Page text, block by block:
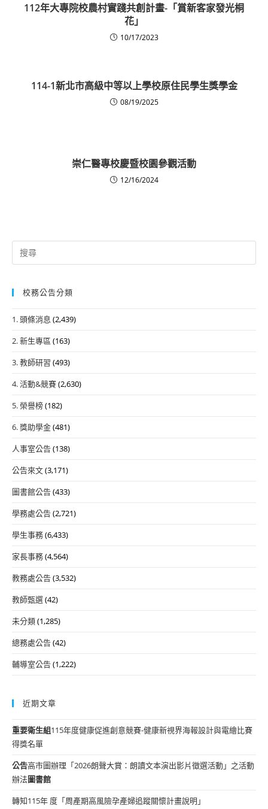
112年大專院校農村實踐共創計畫-「賞新客家發光桐
花」
10/17/2023
114-1新北市高級中等以上學校原住民學生獎學金
08/19/2025
崇仁醫專校慶暨校園參觀活動
12/16/2024
Search
for:
校務公告分類
1. 頭條消息 (2,439)
2. 新生專區 (163)
3. 教師研習 (493)
4. 活動&競賽(2,630)
5. 榮譽榜(182)
6. 獎助學金(481)
人事室公告(138)
公告來文(3,171)
圖書館公告(433)
學務處公告(2,721)
學生事務(6,433)
家長事務(4,564)
教務處公告(3,532)
教師甄選(42)
未分類(1,285)
總務處公告(42)
輔導室公告(1,222)
近期文章
重要衛生組115年度健康促進創意競賽-健康新視界海報設計與電繪比賽
得獎名單
公告高市圖辦理「2026朗聲大賞：朗讀文本演出影片徵選活動」之活動
辦法圖書館
轉知115年 度「周產期高風險孕產婦追蹤關懷計畫說明」